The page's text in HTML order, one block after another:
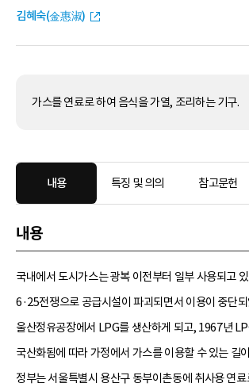
김혜숙(金惠淑)
가스를 연료로 하여 음식을 가열, 조리하는 기구.
내용 특징 및 의의 참고문헌
내용
국내에서 도시가스는 광복 이전부터 일부 사용되고
6·25전쟁으로 공급시설이 파괴되면서 이용이 중단
울산정유공장에서 LPG를 생산하게 되고, 1967년
국산화됨에 따라 가정에서 가스를 이용할 수 있는 길
정부는 서울특별시 용산구 동부이촌동에 취사용 연료